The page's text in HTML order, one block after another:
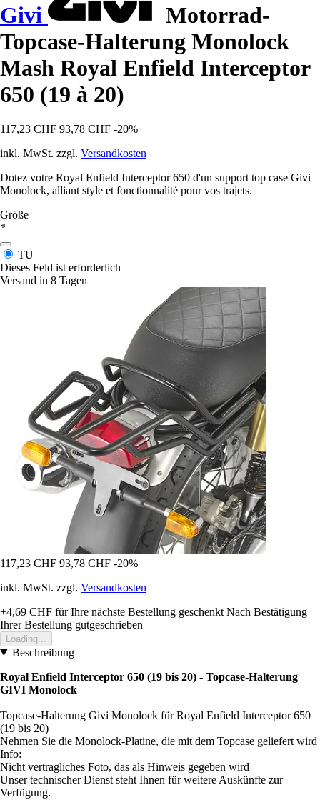
Givi
Motorrad-
Topcase-Halterung Monolock
Mash Royal Enfield Interceptor
650 (19 à 20)
117,23 CHF 93,78 CHF -20%
inkl. MwSt. zzgl. Versandkosten
Dotez votre Royal Enfield Interceptor 650 d'un support top case Givi
Monolock, alliant style et fonctionnalité pour vos trajets.
Größe
*
TU
Dieses Feld ist erforderlich
Versand in 8 Tagen
117,23 CHF 93,78 CHF -20%
inkl. MwSt. zzgl. Versandkosten
+4,69 CHF für Ihre nächste Bestellung geschenkt Nach Bestätigung
Ihrer Bestellung gutgeschrieben
Loading...
Beschreibung
Royal Enfield Interceptor 650 (19 bis 20) - Topcase-Halterung
GIVI Monolock
Topcase-Halterung Givi Monolock für Royal Enfield Interceptor 650
(19 bis 20)
Nehmen Sie die Monolock-Platine, die mit dem Topcase geliefert wird
Info:
Nicht vertragliches Foto, das als Hinweis gegeben wird
Unser technischer Dienst steht Ihnen für weitere Auskünfte zur
Verfügung.